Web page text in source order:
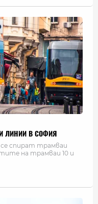
ЛИНИИ В СОФИЯ
спират трамваи
на трамваи 10 и